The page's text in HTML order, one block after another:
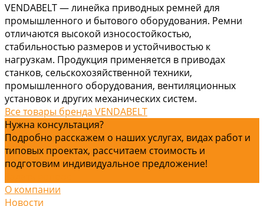
VENDABELT — линейка приводных ремней для
промышленного и бытового оборудования. Ремни
отличаются высокой износостойкостью,
стабильностью размеров и устойчивостью к
нагрузкам. Продукция применяется в приводах
станков, сельскохозяйственной техники,
промышленного оборудования, вентиляционных
установок и других механических систем.
Все товары бренда VENDABELT
Нужна консультация?
Подробно расскажем о наших услугах, видах работ и
типовых проектах, рассчитаем стоимость и
подготовим индивидуальное предложение!
О компании
Новости